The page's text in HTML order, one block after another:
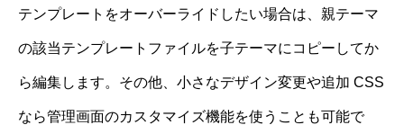
テンプレートをオーバーライドしたい場合は、親テーマ
の該当テンプレートファイルを子テーマにコピーしてか
ら編集します。その他、小さなデザイン変更や追加 CSS
なら管理画面のカスタマイズ機能を使うことも可能で